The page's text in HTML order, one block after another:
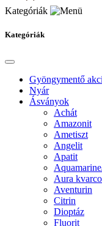
Kategóriák
Kategóriák
Gyöngymentő
Nyár
Ásványok
Achát
Amazonit
Ametiszt
Angelit
Apatit
Aura
Aventurin
Citrin
Dioptáz
Fluorit